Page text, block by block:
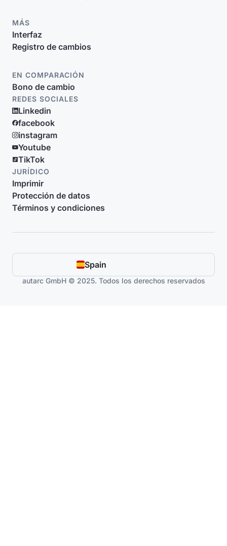
MÁS
Interfaz
Registro de cambios
EN COMPARACIÓN
Bono de cambio
REDES SOCIALES
Linkedin
facebook
instagram
Youtube
TikTok
JURÍDICO
Imprimir
Protección de datos
Términos y condiciones
Spain
autarc GmbH © 2025. Todos los derechos reservados